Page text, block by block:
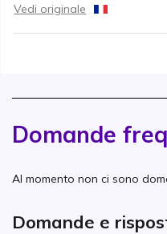
Vedi originale
Domande
Al momento non ci sono
Domande e